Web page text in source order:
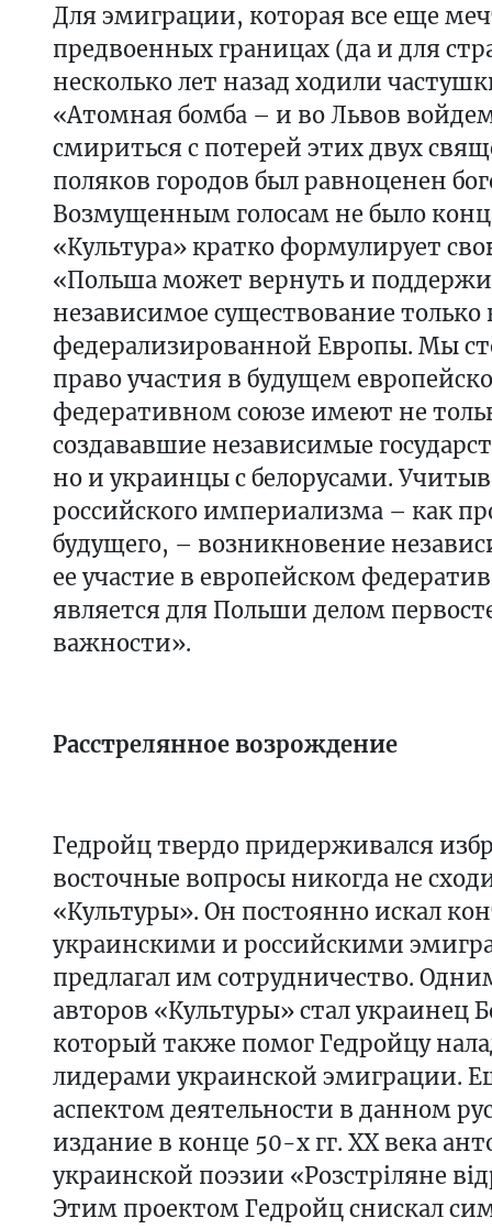
Для эмиграции, которая все еще
предвоенных границах (да и для
несколько лет назад ходили
«Атомная бомба – и во Львов
смириться с потерей этих двух
поляков городов был равноценен
Возмущенным голосам не было
«Культура» кратко формулирует
«Польша может вернуть и
независимое существование только
федерализированной Европы. Мы
право участия в будущем
федеративном союзе имеют не
создававшие независимые
но и украинцы с белорусами.
российского империализма – как
будущего, – возникновение
ее участие в европейском
является для Польши делом
важности».
Расстрелянное возрождение
Гедройц твердо придерживался
восточные вопросы никогда не
«Культуры». Он постоянно искал
украинскими и российскими
предлагал им сотрудничество.
авторов «Культуры» стал украинец
который также помог Гедройцу
лидерами украинской эмиграции.
аспектом деятельности в данном
издание в конце 50-х гг. ХХ века
украинской поэзии «Розстріляне
Этим проектом Гедройц снискал